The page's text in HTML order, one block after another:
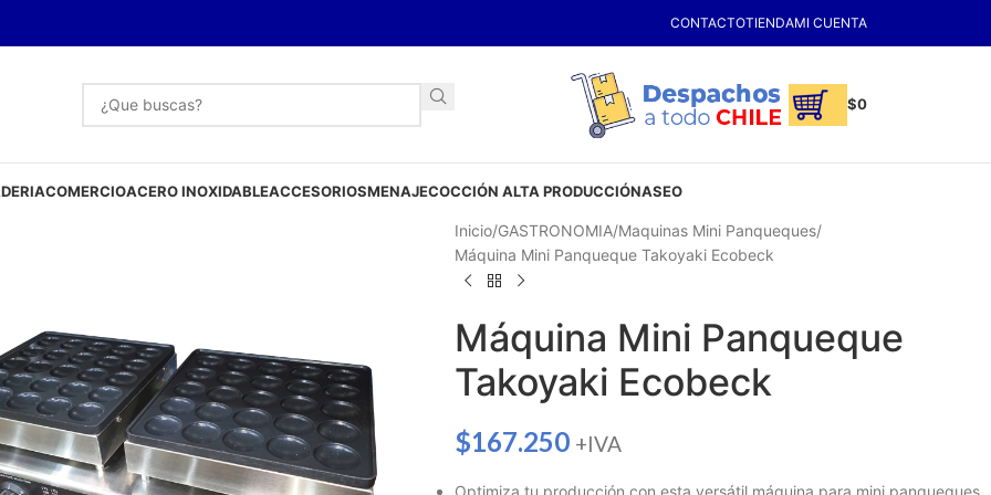
CONTACTOTIENDAMI CUENTA
$0
COMERCIOACERO INOXIDABLEACCESORIOSMENAJECOCCIÓN ALTA PRODUCCIÓNASEO
Inicio GASTRONOMIA Maquinas Mini Panqueques
Máquina Mini Panqueque Takoyaki Ecobeck
Máquina Mini Panqueque
Takoyaki Ecobeck
$167.250 +IVA
Optimiza tu producción con esta versátil máquina para mini panqueques